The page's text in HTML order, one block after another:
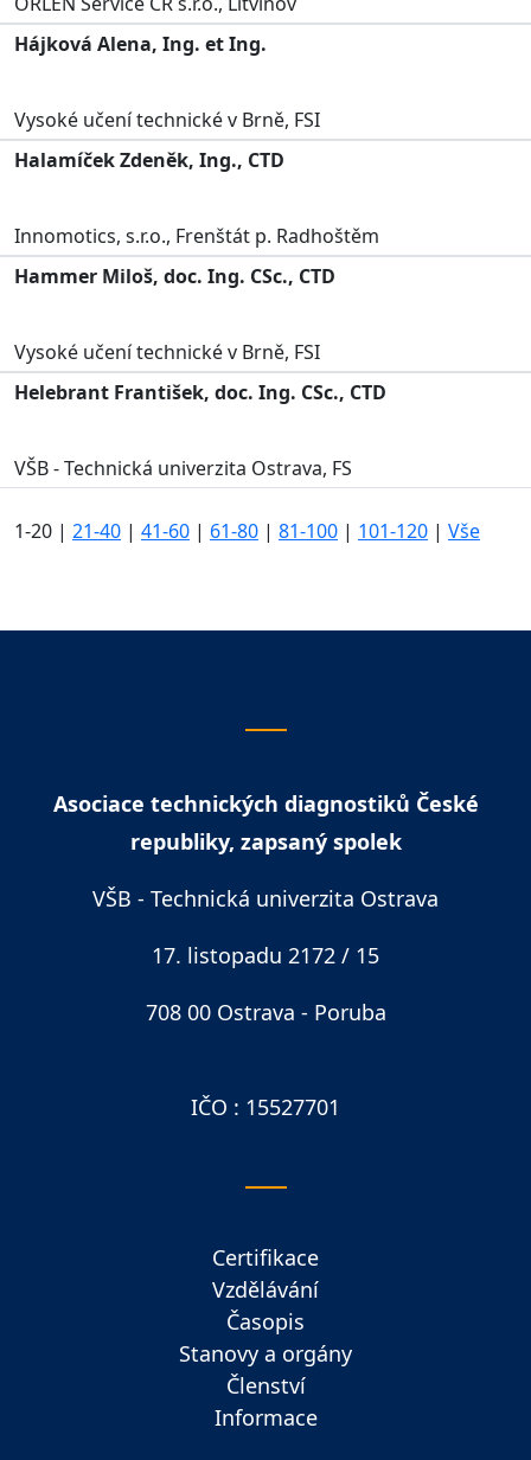
Hájková Alena, Ing. et Ing.
Vysoké učení technické v Brně, FSI
Halamíček Zdeněk, Ing., CTD
Innomotics, s.r.o., Frenštát p. Radhoštěm
Hammer Miloš, doc. Ing. CSc., CTD
Vysoké učení technické v Brně, FSI
Helebrant František, doc. Ing. CSc., CTD
VŠB - Technická univerzita Ostrava, FS
1-20 | 21-40 | 41-60 | 61-80 | 81-100 | 101-120 | Vše
Asociace technických diagnostiků České
republiky, zapsaný spolek
VŠB - Technická univerzita Ostrava
17. listopadu 2172 / 15
708 00 Ostrava - Poruba
IČO : 15527701
Certifikace
Vzdělávání
Časopis
Stanovy a orgány
Členství
Informace